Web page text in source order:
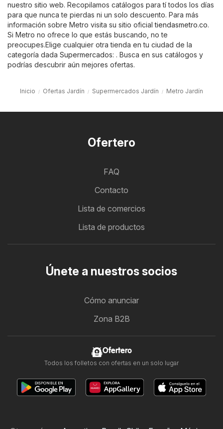
nuestro sitio web. Recopilamos catálogos para tí todos los días
para que nunca te pierdas ni un solo descuento. Para más
información sobre Metro visita su sitio oficialtiendasmetro.co.
Si Metro no ofrece lo que estás buscando, no te
preocupes.Elige cualquier otra tienda en tu ciudad de la
categoría dada Supermercados: . Busca en sus catálogos y
podrías descubrir aún mejores ofertas.
Inicio Ofertas Jardín Supermercados Jardín Metro Jardín
Ofertero
FAQ
Contacto
Lista de comercios
Lista de productos
Únete a nuestros socios
Cómo anunciar
Zona B2B
Ofertero
Todos los folletos con ofertas en un solo lugar